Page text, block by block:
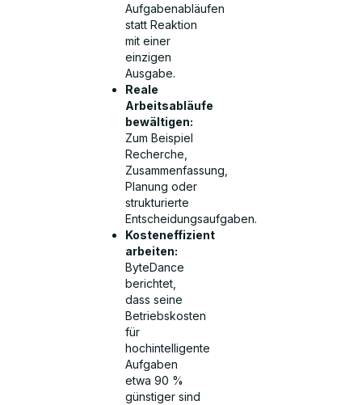
Aufgabenabläufen
statt Reaktion
mit einer
einzigen
Ausgabe.
Reale
Arbeitsabläufe
bewältigen:
Zum Beispiel
Recherche,
Zusammenfassung,
Planung oder
strukturierte
Entscheidungsaufgaben.
Kosteneffizient
arbeiten:
ByteDance
berichtet,
dass seine
Betriebskosten
für
hochintelligente
Aufgaben
etwa 90 %
günstiger sind